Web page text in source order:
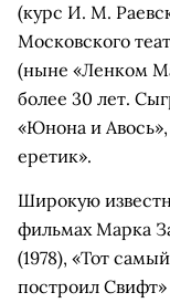
(курс И. М.
Московского
(ныне «Ленком
более 30 лет.
«Юнона и
еретик».
Широкую
фильмах Марка
(1978), «Тот
построил Свифт»